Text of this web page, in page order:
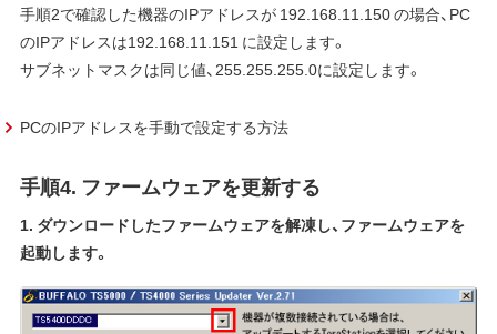
手順2で確認した機器のIPアドレスが 192.168.11.150 の場合、PC
のIPアドレスは192.168.11.151 に設定します。
サブネットマスクは同じ値、255.255.255.0に設定します。
PCのIPアドレスを手動で設定する方法
手順4. ファームウェアを更新する
1. ダウンロードしたファームウェアを解凍し、ファームウェアを
起動します。